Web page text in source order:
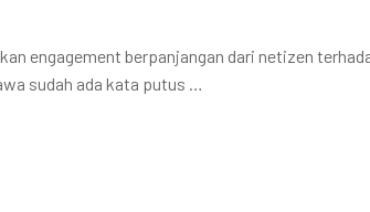
engagement berpanjangan dari netizen
sudah ada kata putus …